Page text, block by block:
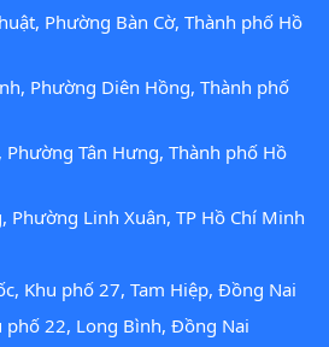
Phường Bàn Cờ, Thành phố Hồ
Phường Diên Hồng, Thành phố
Phường Tân Hưng, Thành phố Hồ
Phường Linh Xuân, TP Hồ Chí Minh
Khu phố 27, Tam Hiệp, Đồng Nai
phố 22, Long Bình, Đồng Nai